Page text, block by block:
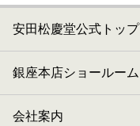
安田松慶堂公式トップ
銀座本店ショールーム
会社案内